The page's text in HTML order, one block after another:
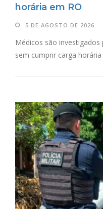
horária em RO
5 DE AGOSTO DE 2026
Médicos são
sem cumprir carga horária